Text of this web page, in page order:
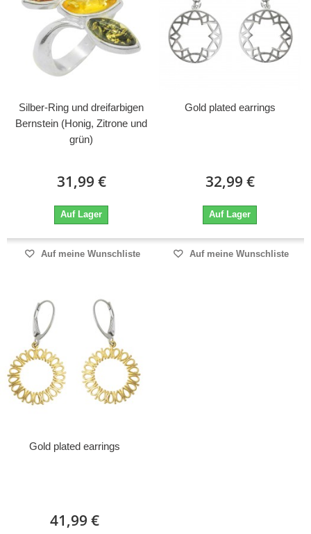
Silber-Ring und dreifarbigen
Bernstein (Honig, Zitrone und
grün)
31,99 €
Auf Lager
Auf meine Wunschliste
Gold plated earrings
32,99 €
Auf Lager
Auf meine Wunschliste
Gold plated earrings
41,99 €